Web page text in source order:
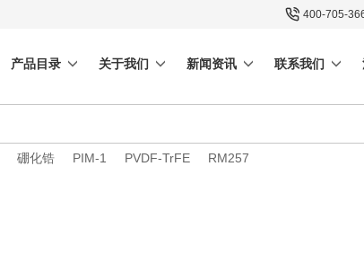
400-705-
产品目录 关于我们 新闻资讯 联系我们
硼化锆 PIM-1 PVDF-TrFE RM257